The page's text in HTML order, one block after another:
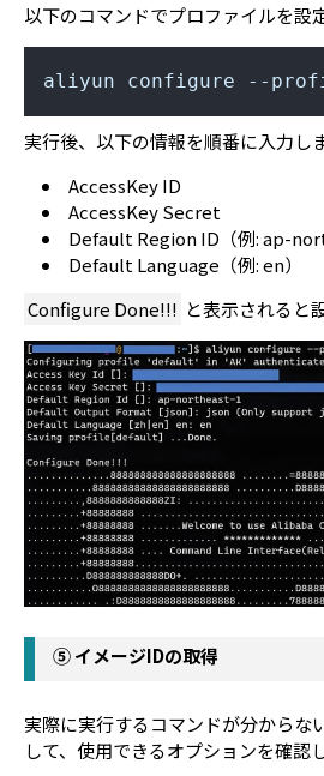
以下のコマンドでプロファイルを設
aliyun configure --
実行後、以下の情報を順番に入力し
AccessKey ID
AccessKey Secret
Default Region ID（例: ap-
Default Language（例: en）
Configure Done!!! と表示されると
⑤ イメージIDの取得
実際に実行するコマンドが分からな
して、使用できるオプションを確認